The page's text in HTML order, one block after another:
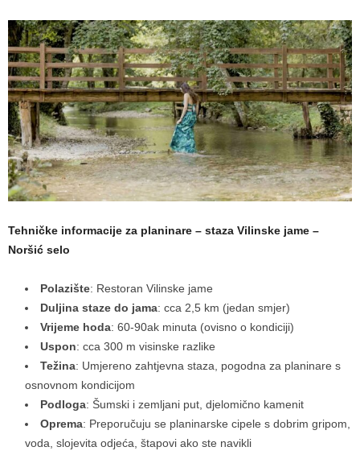
Tehničke informacije za planinare – staza Vilinske jame –
Noršić selo
Polazište: Restoran Vilinske jame
Duljina staze do jama: cca 2,5 km (jedan smjer)
Vrijeme hoda: 60-90ak minuta (ovisno o kondiciji)
Uspon: cca 300 m visinske razlike
Težina: Umjereno zahtjevna staza, pogodna za planinare s
osnovnom kondicijom
Podloga: Šumski i zemljani put, djelomično kamenit
Oprema: Preporučuju se planinarske cipele s dobrim gripom,
voda, slojevita odjeća, štapovi ako ste navikli